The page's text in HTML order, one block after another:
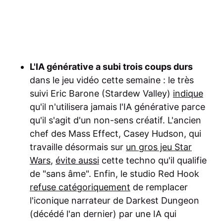
L'IA générative a subi trois coups durs
dans le jeu vidéo cette semaine : le très
suivi Eric Barone (Stardew Valley) indique
qu'il n'utilisera jamais l'IA générative parce
qu'il s'agit d'un non-sens créatif. L'ancien
chef des Mass Effect, Casey Hudson, qui
travaille désormais sur un gros jeu Star
Wars, évite aussi cette techno qu'il qualifie
de "sans âme". Enfin, le studio Red Hook
refuse catégoriquement de remplacer
l'iconique narrateur de Darkest Dungeon
(décédé l'an dernier) par une IA qui